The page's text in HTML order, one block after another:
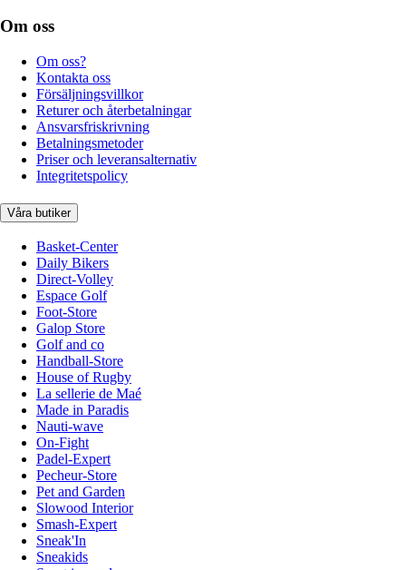
Om oss
Om oss?
Kontakta oss
Försäljningsvillkor
Returer och återbetalningar
Ansvarsfriskrivning
Betalningsmetoder
Priser och leveransalternativ
Integritetspolicy
Våra butiker
Basket-Center
Daily Bikers
Direct-Volley
Espace Golf
Foot-Store
Galop Store
Golf and co
Handball-Store
House of Rugby
La sellerie de Maé
Made in Paradis
Nauti-wave
On-Fight
Padel-Expert
Pecheur-Store
Pet and Garden
Slowood Interior
Smash-Expert
Sneak'In
Sneakids